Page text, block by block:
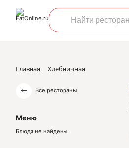
Главная Хлебничная
Все рестораны
Меню
Блюда не найдены.